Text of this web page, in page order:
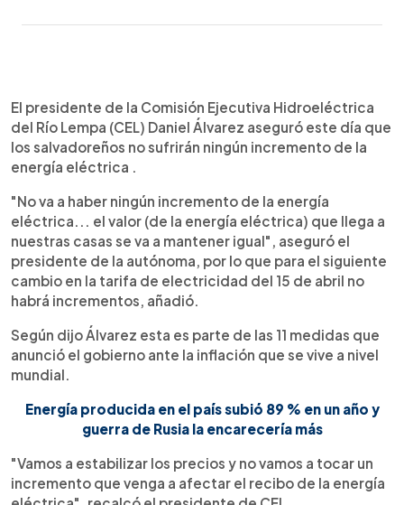
► Escuchar artículo
El presidente de la Comisión Ejecutiva Hidroeléctrica
del Río Lempa (CEL) Daniel Álvarez aseguró este día que
los salvadoreños no sufrirán ningún incremento de la
energía eléctrica .
"No va a haber ningún incremento de la energía
eléctrica... el valor (de la energía eléctrica) que llega a
nuestras casas se va a mantener igual", aseguró el
presidente de la autónoma, por lo que para el siguiente
cambio en la tarifa de electricidad del 15 de abril no
habrá incrementos, añadió.
Según dijo Álvarez esta es parte de las 11 medidas que
anunció el gobierno ante la inflación que se vive a nivel
mundial.
Energía producida en el país subió 89 % en un año y
guerra de Rusia la encarecería más
"Vamos a estabilizar los precios y no vamos a tocar un
incremento que venga a afectar el recibo de la energía